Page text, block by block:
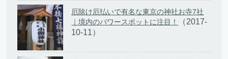
厄除け厄払いで有名な東京の神社お寺7社
｜境内のパワースポットに注目！
（2017-
10-11）